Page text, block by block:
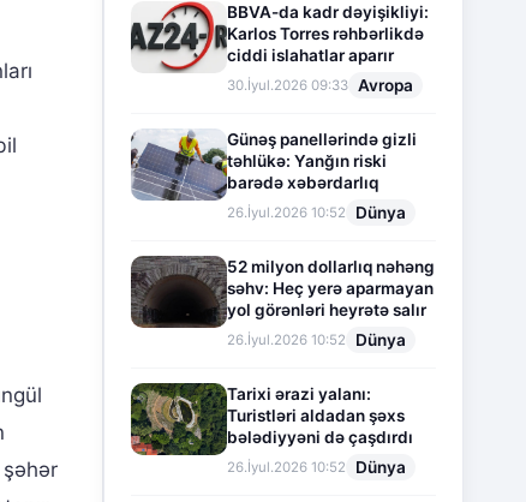
BBVA-da kadr dəyişikliyi:
Karlos Torres rəhbərlikdə
ciddi islahatlar aparır
30.İyul.2026 09:33 Avropa
Günəş panellərində gizli
təhlükə: Yanğın riski
barədə xəbərdarlıq
26.İyul.2026 10:52 Dünya
52 milyon dollarlıq nəhəng
səhv: Heç yerə aparmayan
yol görənləri heyrətə salır
26.İyul.2026 10:52 Dünya
Tarixi ərazi yalanı:
Turistləri aldadan şəxs
bələdiyyəni də çaşdırdı
26.İyul.2026 10:52 Dünya